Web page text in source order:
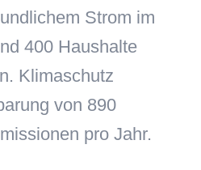
Strom im
400 Haushalte
Klimaschutz
von 890
pro Jahr.